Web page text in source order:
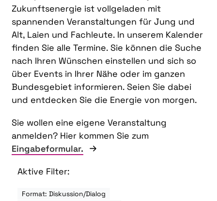
Zukunftsenergie ist vollgeladen mit
spannenden Veranstaltungen für Jung und
Alt, Laien und Fachleute. In unserem Kalender
finden Sie alle Termine. Sie können die Suche
nach Ihren Wünschen einstellen und sich so
über Events in Ihrer Nähe oder im ganzen
Bundesgebiet informieren. Seien Sie dabei
und entdecken Sie die Energie von morgen.
Sie wollen eine eigene Veranstaltung
anmelden? Hier kommen Sie zum
Eingabeformular.
Aktive Filter:
Format: Diskussion/Dialog